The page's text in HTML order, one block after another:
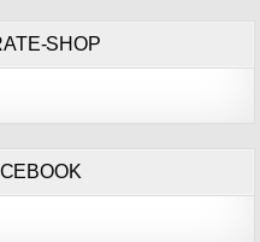
SHOP